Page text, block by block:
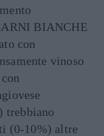
BIANCHE
con
vinoso
trebbiano
(0-10%) altre